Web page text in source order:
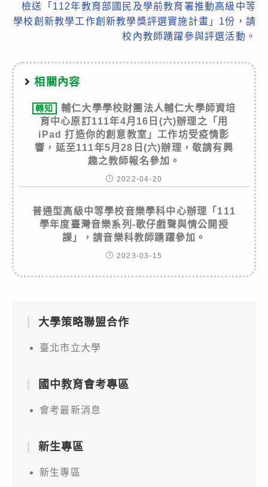
檢送「112年教育部國民及學前教育署推動高級中等
學校創新教學工作創新教學獎評選實施計畫」1份，請
校內教師踴躍參與評選活動。
相關內容
轉知
輔仁大學學校財團法人輔仁大學師資培
育中心原訂111年4月16日(六)辦理之「用
iPad 打造你的創意教室」工作坊受疫情影
響，延至111年5月28日(六)辦理，敬請有興
趣之教師報名參加。
2022-04-20
普通型高級中等學校音樂學科中心辦理「111
學年度臺灣音樂系列-歌仔戲聲與情公開授
課」，請音樂科教師踴躍參加。
2023-03-15
大學策略聯盟合作
臺北市立大學
國中教育會考專區
會考最新消息
新生專區
新生專區